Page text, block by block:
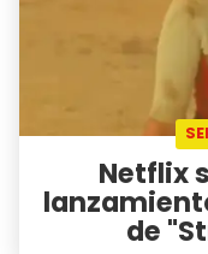
Netflix
de